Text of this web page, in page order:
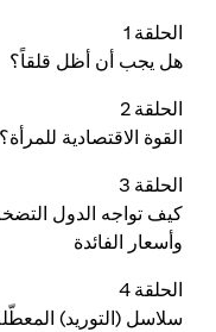
الحلقة 1
هل يجب أن أظل قلقاً؟
الحلقة 2
القوة الاقتصادية للمرأة؟
الحلقة 3
كيف تواجه الدول
وأسعار الفائدة
الحلقة 4
سلاسل (التوريد)